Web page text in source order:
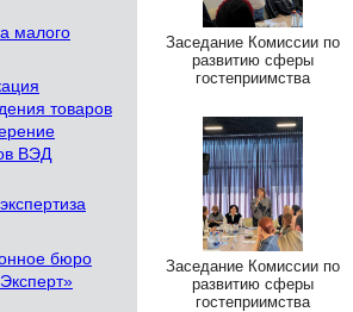
малого
товаров
ВЭД
бюро
Заседание Комиссии по
развитию сферы
гостеприимства
Заседание Комиссии по
развитию сферы
гостеприимства